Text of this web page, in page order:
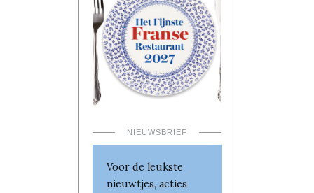
NIEUWSBRIEF
Voor de leukste
nieuwtjes, acties